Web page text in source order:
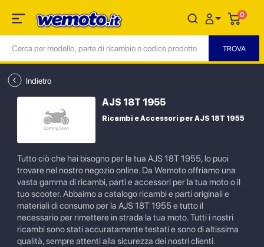
0
Indietro
AJS 18T 1955
Ricambi e Accessori per AJS 18T 1955
Tutto ciò che hai bisogno per la tua AJS 18T 1955, lo puoi
trovare nel nostro negozio online. Da Wemoto offriamo una
vasta gamma di ricambi, parti e accessori per la tua moto o il
tuo scooter. Abbaimo a catalogo ricambi e parti originali e
materiali di consumo per la AJS 18T 1955 e tutto il
necessario per rimettere in strada la tua moto. Tutti i nostri
ricambi sono stati accuratamente testati e sono di altissima
qualità, sempre attenti alla sicurezza dei nostri clienti.